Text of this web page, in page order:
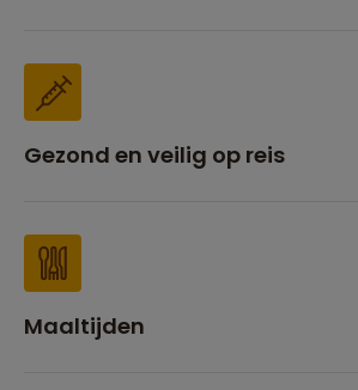
Gezond en veilig op reis
Maaltijden